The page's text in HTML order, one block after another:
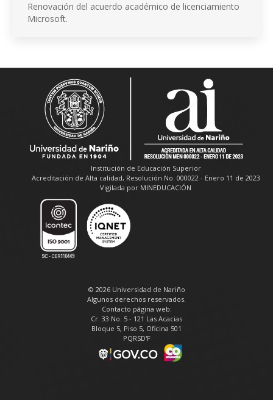
Renovación del acuerdo académico de licenciamiento
Microsoft.
Institución de Educación Superior
Acreditación de Alta calidad, Resolución No. 000022 - Enero 11 de 2023
Vigilada por MINEDUCACIÓN
© 2026 Universidad de Nariño
Algunos derechos reservados.
Contacto página web:
Cr. 33 No. 5 - 121 Las Acacias
Bloque 5, Piso 5, Oficina 501
PQRSD'F